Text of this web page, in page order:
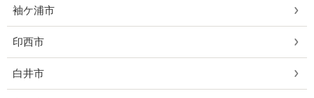
袖ケ浦市
印西市
白井市